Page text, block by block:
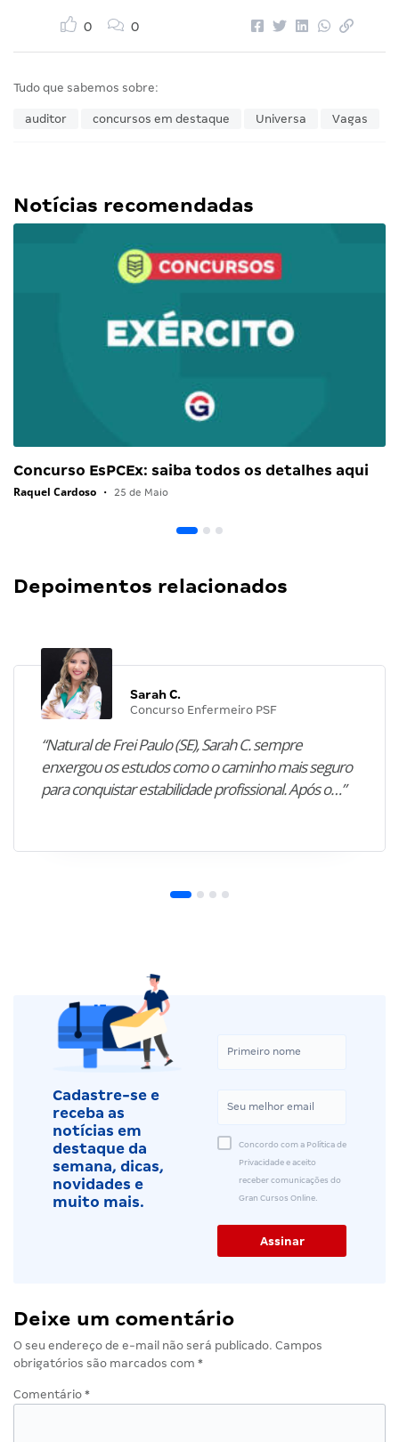
0 0
Tudo que sabemos sobre:
auditor concursos em destaque Universa Vagas
Notícias recomendadas
Concurso EsPCEx: saiba todos os detalhes aqui
Raquel Cardoso • 25 de Maio
Depoimentos relacionados
Sarah C.
Concurso Enfermeiro PSF
“Natural de Frei Paulo (SE), Sarah C. sempre
enxergou os estudos como o caminho mais seguro
para conquistar estabilidade profissional. Após o…”
Cadastre-se e
receba as
notícias em
destaque da
semana, dicas,
novidades e
muito mais.
Concordo com a Política de
Privacidade e aceito
receber comunicações do
Gran Cursos Online.
Deixe um comentário
O seu endereço de e-mail não será publicado. Campos
obrigatórios são marcados com *
Comentário *